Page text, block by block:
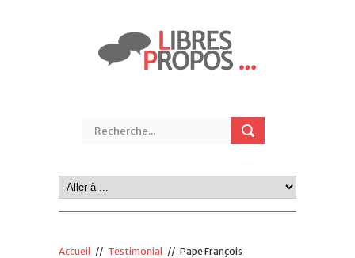
Accueil // Testimonial // Pape François